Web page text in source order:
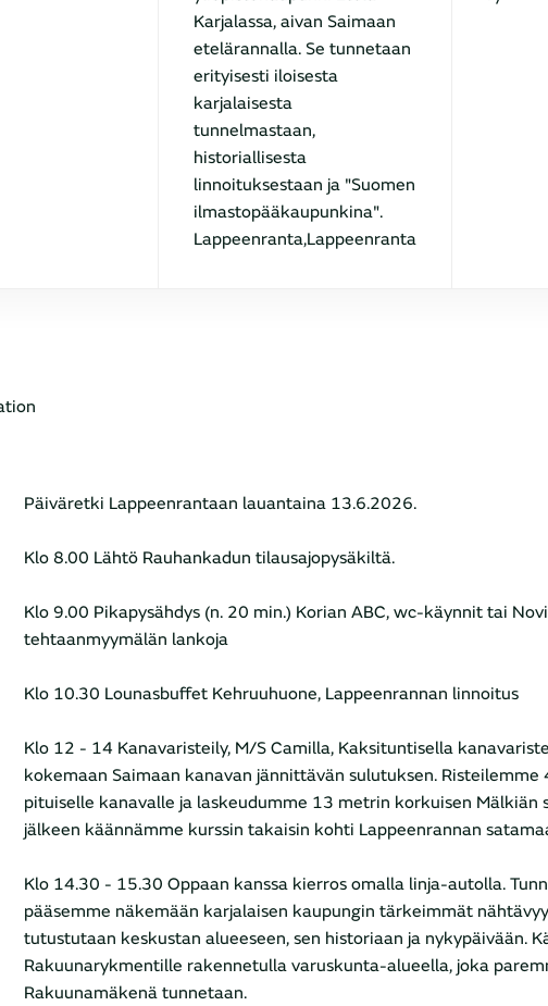
Karjalassa, aivan Saimaan
etelärannalla. Se tunnetaan
erityisesti iloisesta
karjalaisesta
tunnelmastaan,
historiallisesta
linnoituksestaan ja "Suomen
ilmastopääkaupunkina".
Lappeenranta,Lappeenranta
Päiväretki Lappeenrantaan lauantaina 13.6.2026.
Klo 8.00 Lähtö Rauhankadun tilausajopysäkiltä.
Klo 9.00 Pikapysähdys (n. 20 min.) Korian ABC, wc-käynnit tai
tehtaanmyymälän lankoja
Klo 10.30 Lounasbuffet Kehruuhuone, Lappeenrannan linnoitus
Klo 12 - 14 Kanavaristeily, M/S Camilla, Kaksituntisella
kokemaan Saimaan kanavan jännittävän sulutuksen.
pituiselle kanavalle ja laskeudumme 13 metrin korkuisen Mälkiän
jälkeen käännämme kurssin takaisin kohti Lappeenrannan
Klo 14.30 - 15.30 Oppaan kanssa kierros omalla linja-autolla.
pääsemme näkemään karjalaisen kaupungin tärkeimmät
tutustutaan keskustan alueeseen, sen historiaan ja nykypäivään.
Rakuunarykmentille rakennetulla varuskunta-alueella, joka
Rakuunamäkenä tunnetaan.